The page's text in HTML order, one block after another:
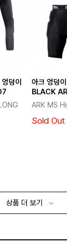
덩이
아크 엉덩
BLACK
ARK MS
Sold Out
상품 더 보기